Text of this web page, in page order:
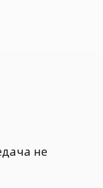
не